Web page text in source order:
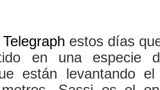
estos días
en una especie
están levantando